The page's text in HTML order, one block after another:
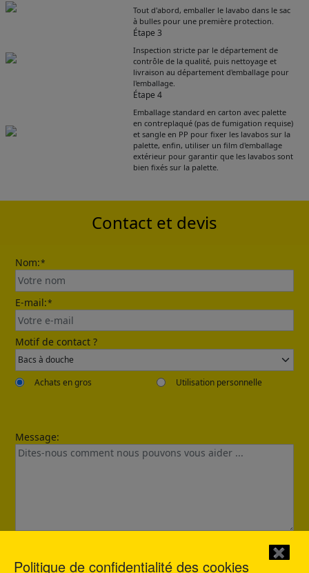
Tout d'abord, emballer le lavabo dans le sac
à bulles pour une première protection.
Étape 3
Inspection stricte par le département de
contrôle de la qualité, puis nettoyage et
livraison au département d'emballage pour
l'emballage.
Étape 4
Emballage standard en carton avec palette
en contreplaqué (pas de fumigation requise)
et sangle en PP pour fixer les lavabos sur la
palette, enfin, utiliser un film d'emballage
extérieur pour garantir que les lavabos sont
bien fixés sur la palette.
Get Catalogue
Please leave your contact information,the
catalogue will be sent to your mailbox
Send
Contact et devis
Nom:*
E-mail:*
Motif de contact ?
Achats en gros Utilisation personnelle
Message:
✖
Politique de confidentialité des cookies